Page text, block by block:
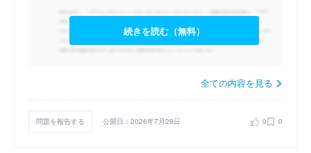
続きを読む（無料）
全ての内容を見る
問題を報告する 公開日：2026年7月29日 0 0